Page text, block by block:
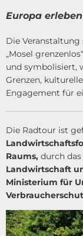
Europa
Die
„Mosel
und symbolisiert,
Grenzen,
Engagement für
Die Radtour ist
Raums, durch das
Landwirtschaft
Ministerium für